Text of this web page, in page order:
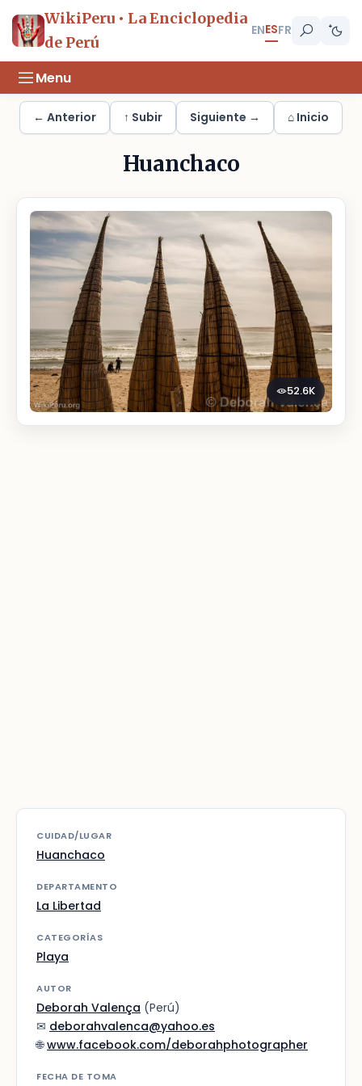
WikiPeru • La Enciclopedia
de Perú
ENESFR
Menu
← Anterior ↑ Subir Siguiente → ⌂ Inicio
Huanchaco
52.6K
CUIDAD/LUGAR
Huanchaco
DEPARTAMENTO
La Libertad
CATEGORÍAS
Playa
AUTOR
Deborah Valença (Perú)
✉ deborahvalenca@yahoo.es
🌐www.facebook.com/deborahphotographer
FECHA DE TOMA